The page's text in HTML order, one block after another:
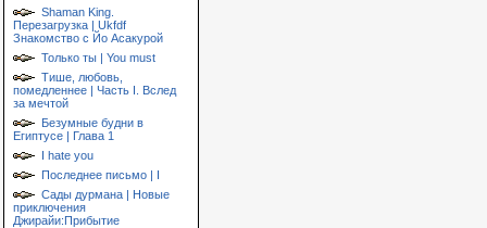
Shaman King.
Перезагрузка | Ukfdf
Знакомство с Йо Асакурой
Только ты | You must
Тише, любовь,
помедленнее | Часть I. Вслед
за мечтой
Безумные будни в
Египтусе | Глава 1
I hate you
Последнее письмо | I
Сады дурмана | Новые
приключения
Джирайи:Прибытие